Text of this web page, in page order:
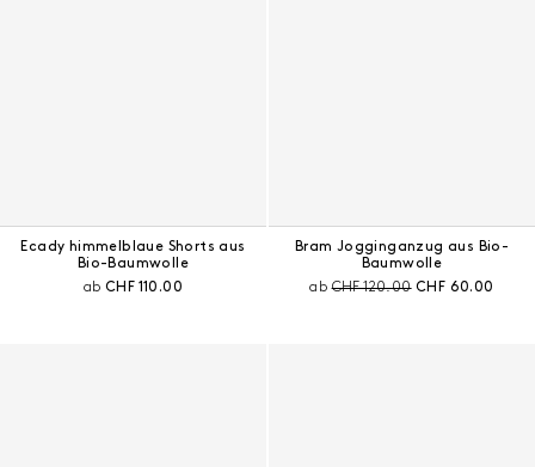
Ecady himmelblaue Shorts aus
Bio-Baumwolle
abAktueller Preis:
CHF 110.00
Bram Jogginganzug aus Bio-
Baumwolle
abPreis vor Rabatt:
CHF 120.00 Aktueller Preis:
CHF 60.00